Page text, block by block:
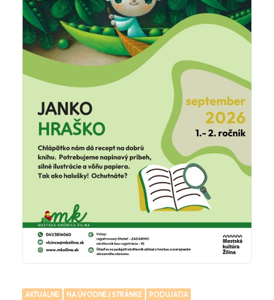
AKTUÁLNE NA ÚVODNEJ STRÁNKE
PODUJATIA